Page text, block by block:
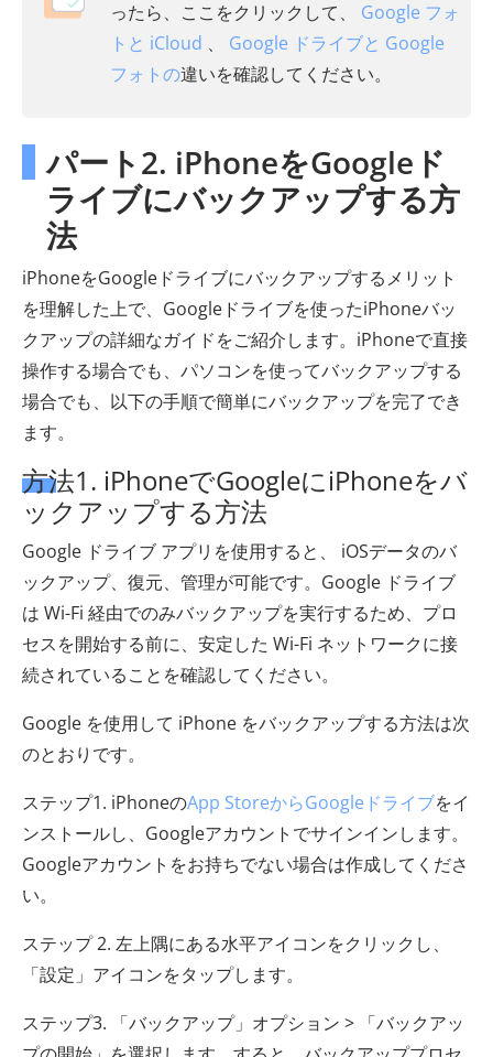
ったら、ここをクリックして、 Google フォ
トと iCloud 、 Google ドライブと Google
フォトの違いを確認してください。
パート2. iPhoneをGoogleド
ライブにバックアップする方
法
iPhoneをGoogleドライブにバックアップするメリット
を理解した上で、Googleドライブを使ったiPhoneバッ
クアップの詳細なガイドをご紹介します。iPhoneで直接
操作する場合でも、パソコンを使ってバックアップする
場合でも、以下の手順で簡単にバックアップを完了でき
ます。
方法1. iPhoneでGoogleにiPhoneをバ
ックアップする方法
Google ドライブ アプリを使用すると、 iOSデータのバ
ックアップ、復元、管理が可能です。Google ドライブ
は Wi-Fi 経由でのみバックアップを実行するため、プロ
セスを開始する前に、安定した Wi-Fi ネットワークに接
続されていることを確認してください。
Google を使用して iPhone をバックアップする方法は次
のとおりです。
ステップ1. iPhoneのApp StoreからGoogleドライブをイ
ンストールし、Googleアカウントでサインインします。
Googleアカウントをお持ちでない場合は作成してくださ
い。
ステップ 2. 左上隅にある水平アイコンをクリックし、
「設定」アイコンをタップします。
ステップ3. 「バックアップ」オプション > 「バックアッ